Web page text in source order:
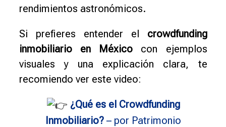
rendimientos astronómicos.
Si prefieres entender el crowdfunding
inmobiliario en México con ejemplos
visuales y una explicación clara, te
recomiendo ver este video:
¿Qué es el Crowdfunding
Inmobiliario?– por Patrimonio